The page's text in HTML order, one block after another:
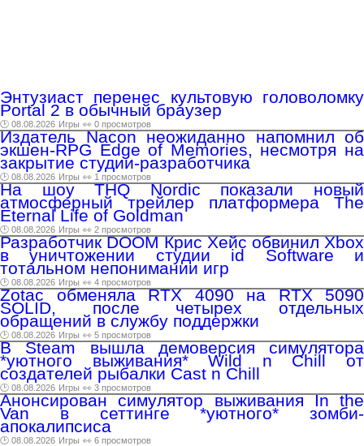
Энтузиаст перенес культовую головоломку
Portal 2 в обычный браузер
🕑 08.08.2026 Игры 👀 0 просмотров
Издатель Nacon неожиданно напомнил об
экшен-RPG Edge of Memories, несмотря на
закрытие студии-разработчика
🕑 08.08.2026 Игры 👀 1 просмотров
На шоу THQ Nordic показали новый
атмосферный трейлер платформера The
Eternal Life of Goldman
🕑 08.08.2026 Игры 👀 2 просмотров
Разработчик DOOM Крис Хейс обвинил Xbox
в уничтожении студии id Software и
тотальном непонимании игр
🕑 08.08.2026 Игры 👀 4 просмотров
Zotac обменяла RTX 4090 на RTX 5090
SOLID, после четырех отдельных
обращений в службу поддержки
🕑 08.08.2026 Игры 👀 5 просмотров
В Steam вышла демоверсия симулятора
*уютного выживания* Wild n Chill от
создателей рыбалки Cast n Chill
🕑 08.08.2026 Игры 👀 3 просмотров
Анонсирован симулятор выживания In the
Van в сеттинге *уютного* зомби-
апокалипсиса
🕑 08.08.2026 Игры 👀 6 просмотров